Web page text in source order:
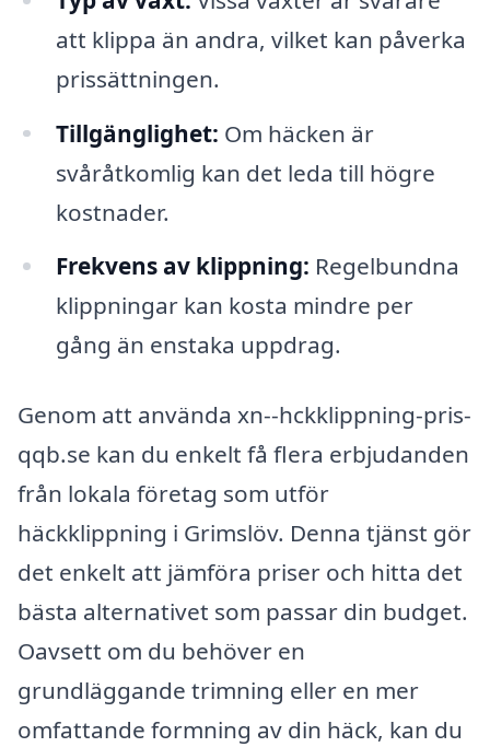
att klippa än andra, vilket kan påverka
prissättningen.
Tillgänglighet: Om häcken är
svåråtkomlig kan det leda till högre
kostnader.
Frekvens av klippning: Regelbundna
klippningar kan kosta mindre per
gång än enstaka uppdrag.
Genom att använda xn--hckklippning-pris-
qqb.se kan du enkelt få flera erbjudanden
från lokala företag som utför
häckklippning i Grimslöv. Denna tjänst gör
det enkelt att jämföra priser och hitta det
bästa alternativet som passar din budget.
Oavsett om du behöver en
grundläggande trimning eller en mer
omfattande formning av din häck, kan du